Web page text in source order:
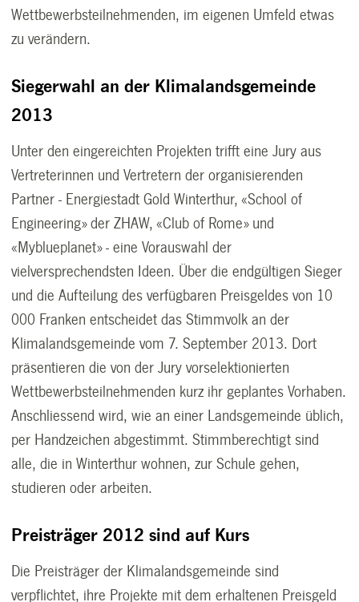
Wettbewerbsteilnehmenden, im eigenen Umfeld etwas
zu verändern.
Siegerwahl an der Klimalandsgemeinde
2013
Unter den eingereichten Projekten trifft eine Jury aus
Vertreterinnen und Vertretern der organisierenden
Partner - Energiestadt Gold Winterthur, «School of
Engineering» der ZHAW, «Club of Rome» und
«Myblueplanet» - eine Vorauswahl der
vielversprechendsten Ideen. Über die endgültigen Sieger
und die Aufteilung des verfügbaren Preisgeldes von 10
000 Franken entscheidet das Stimmvolk an der
Klimalandsgemeinde vom 7. September 2013. Dort
präsentieren die von der Jury vorselektionierten
Wettbewerbsteilnehmenden kurz ihr geplantes Vorhaben.
Anschliessend wird, wie an einer Landsgemeinde üblich,
per Handzeichen abgestimmt. Stimmberechtigt sind
alle, die in Winterthur wohnen, zur Schule gehen,
studieren oder arbeiten.
Preisträger 2012 sind auf Kurs
Die Preisträger der Klimalandsgemeinde sind
verpflichtet, ihre Projekte mit dem erhaltenen Preisgeld